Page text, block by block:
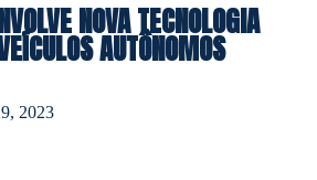
NOVA TECNOLOGIA
AUTÔNOMOS
2023